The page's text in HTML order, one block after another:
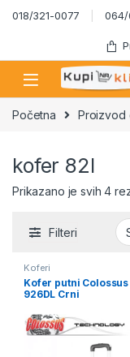
Skip to navigation
Skip to content
018/321-0077 064/
Početna Proizvod
kofer 82l
Prikazano je svih 4
Filteri
Koferi
Kofer putni Colossus
926DL Crni